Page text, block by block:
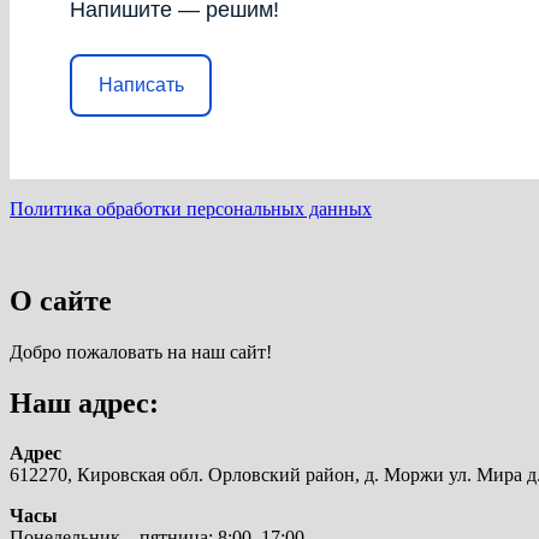
Напишите — решим!
Написать
Политика обработки персональных данных
О сайте
Добро пожаловать на наш сайт!
Наш адрес:
Адрес
612270, Кировская обл. Орловский район, д. Моржи ул. Мира
Часы